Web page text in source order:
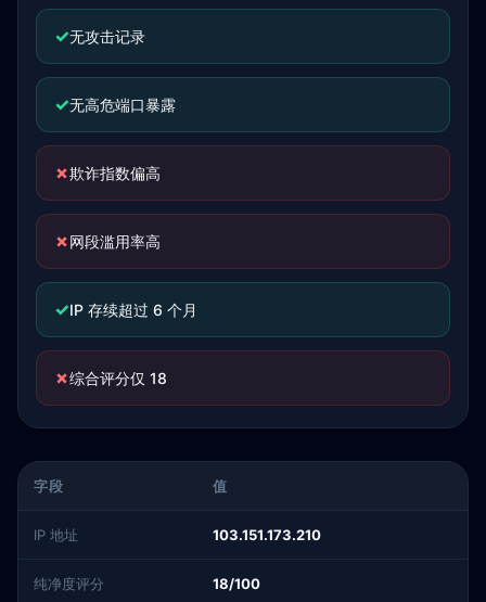
✓无攻击记录
✓无高危端口暴露
✗欺诈指数偏高
✗网段滥用率高
✓IP 存续超过 6 个月
✗综合评分仅 18
字段 值
IP 地址 103.151.173.210
纯净度评分 18/100